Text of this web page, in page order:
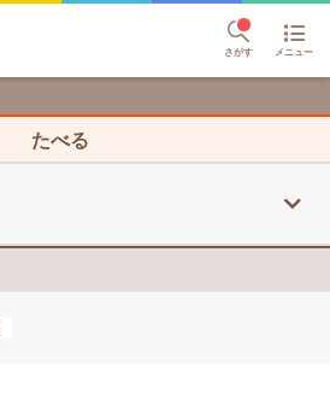
さがす メニュー
たべる